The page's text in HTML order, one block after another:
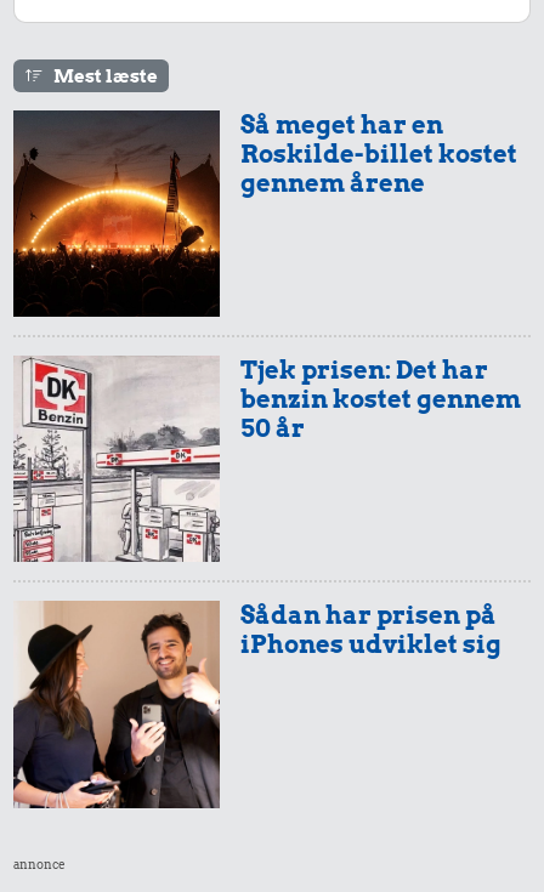
Togbillet,
København
1,31 kr.
Sodavand
1 kg havregryn
280 kr.
Komfur
Husholdningssprit
3,06 kr.
5,24 kr.
Mest læste
Så meget har en
Roskilde-billet kostet
gennem årene
Tjek prisen: Det har
benzin kostet gennem
50 år
Sådan har prisen på
iPhones udviklet sig
annonce